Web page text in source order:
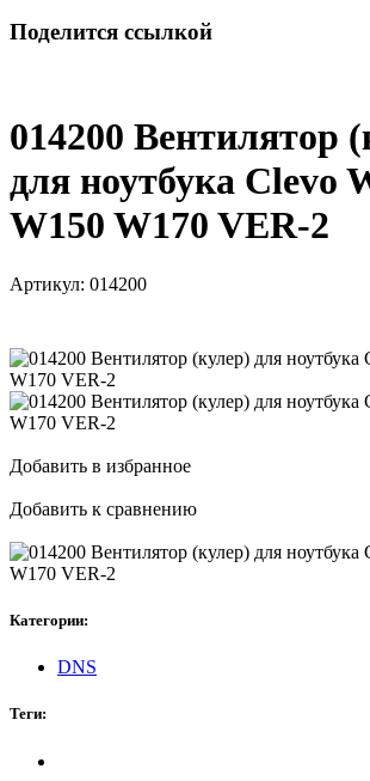
Поделится ссылкой
014200 Вентилятор
для ноутбука Clevo
W150 W170 VER-2
Артикул: 014200
Добавить в избранное
Добавить к сравнению
Категории:
DNS
Теги: